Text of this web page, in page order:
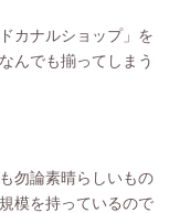
カナルショップ」を
んでも揃ってしまう
勿論素晴らしいもの
模を持っているので